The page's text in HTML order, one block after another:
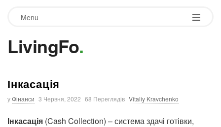
Menu
LivingFo.
Інкасація
уФінанси 3 Червня, 2022 68 Переглядів Vitaliy Kravchenko
Інкасація (Cash Collection) – система здачі готівки,